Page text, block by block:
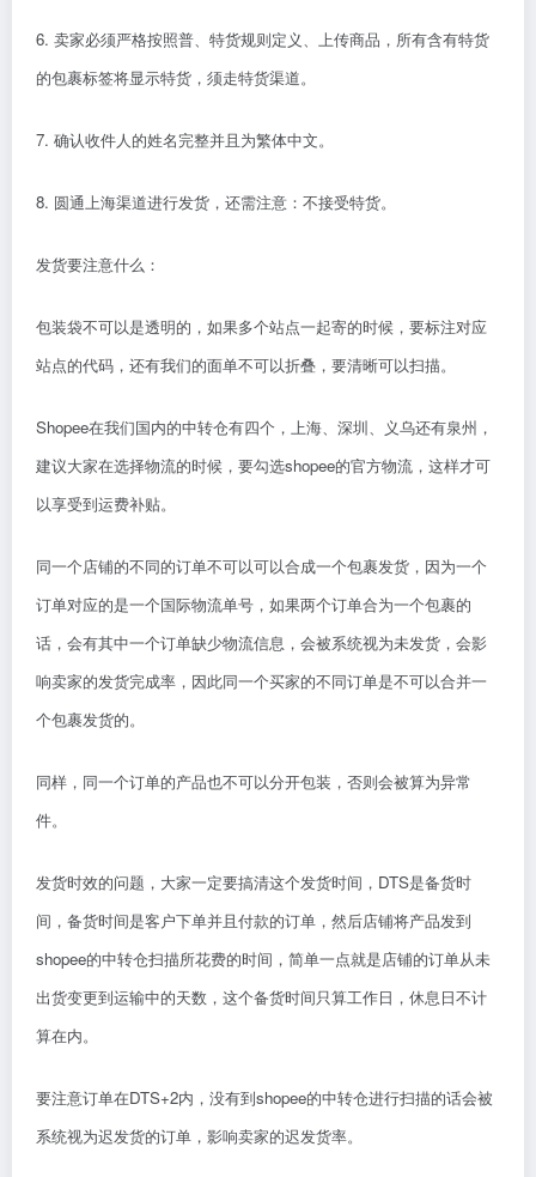
6. 卖家必须严格按照普、特货规则定义、上传商品，所有含有特货
的包裹标签将显示特货，须走特货渠道。
7. 确认收件人的姓名完整并且为繁体中文。
8. 圆通上海渠道进行发货，还需注意：不接受特货。
发货要注意什么：
包装袋不可以是透明的，如果多个站点一起寄的时候，要标注对应
站点的代码，还有我们的面单不可以折叠，要清晰可以扫描。
Shopee在我们国内的中转仓有四个，上海、深圳、义乌还有泉州，
建议大家在选择物流的时候，要勾选shopee的官方物流，这样才可
以享受到运费补贴。
同一个店铺的不同的订单不可以可以合成一个包裹发货，因为一个
订单对应的是一个国际物流单号，如果两个订单合为一个包裹的
话，会有其中一个订单缺少物流信息，会被系统视为未发货，会影
响卖家的发货完成率，因此同一个买家的不同订单是不可以合并一
个包裹发货的。
同样，同一个订单的产品也不可以分开包装，否则会被算为异常
件。
发货时效的问题，大家一定要搞清这个发货时间，DTS是备货时
间，备货时间是客户下单并且付款的订单，然后店铺将产品发到
shopee的中转仓扫描所花费的时间，简单一点就是店铺的订单从未
出货变更到运输中的天数，这个备货时间只算工作日，休息日不计
算在内。
要注意订单在DTS+2内，没有到shopee的中转仓进行扫描的话会被
系统视为迟发货的订单，影响卖家的迟发货率。